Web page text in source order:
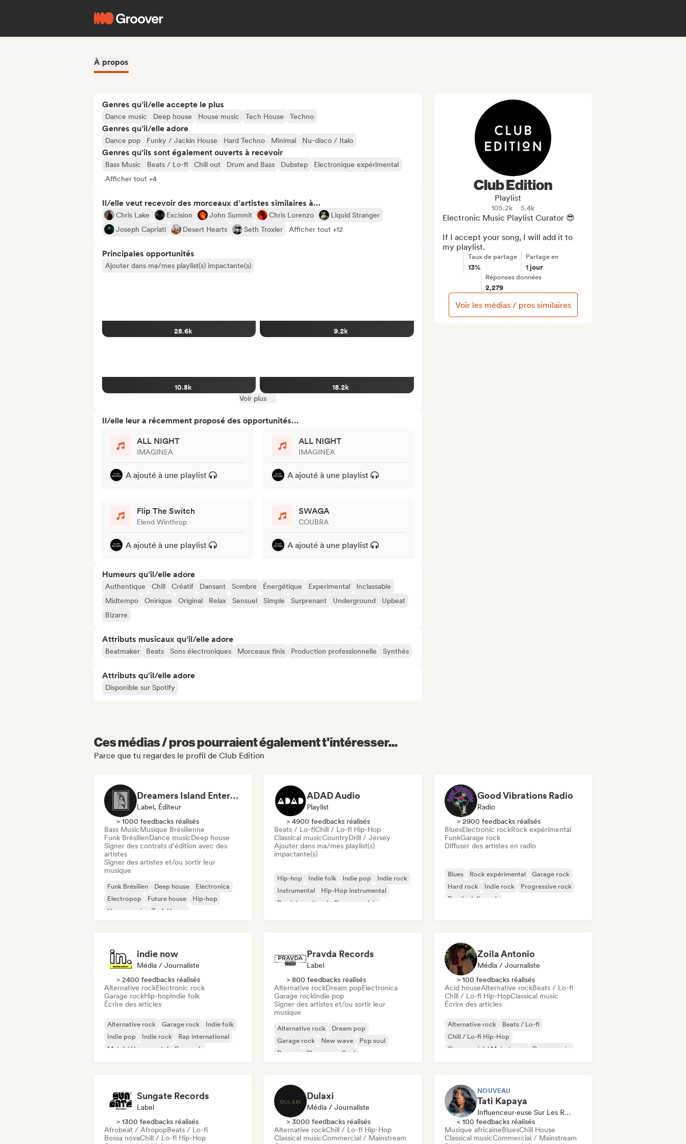
À propos
Genres qu’il/elle accepte le plus
Dance music Deep house House music Tech House Techno
Genres qu’il/elle adore
Dance pop Funky / Jackin House Hard Techno Minimal Nu-disco / Italo
Genres qu'ils sont également ouverts à recevoir
Bass Music Beats / Lo-fi Chill out Drum and Bass Dubstep
Electronique expérimental
Afficher tout +4
Il/elle veut recevoir des morceaux d’artistes similaires à…
Chris Lake Excision John Summit Chris Lorenzo
Liquid Stranger
Joseph Capriati
Desert Hearts Seth Troxler Afficher tout +12
Principales opportunités
Ajouter dans ma/mes playlist(s) impactante(s)
28.6k 9.2k
10.8k
18.2k
Voir plus
Il/elle leur a récemment proposé des opportunités…
ALL NIGHT
IMAGINEA
A ajouté à une playlist
ALL NIGHT
IMAGINEA
A ajouté à une playlist
Flip The Switch
Elend Winthrop
A ajouté à une playlist
SWAGA
COUBRA
A ajouté à une playlist
Humeurs qu’il/elle adore
Authentique Chill Créatif Dansant Sombre Énergétique Experimental
Inclassable
Midtempo
Onirique Original Relax Sensuel Simple Surprenant Underground
Upbeat
Bizarre
Attributs musicaux qu’il/elle adore
Beatmaker Beats Sons électroniques Morceaux finis Production professionnelle Synthés
Attributs qu'il/elle adore
Disponible sur Spotify
Club Edition
Playlist
105.2k 5.4k
Electronic Music Playlist Curator 😎
If I accept your song, I will add it to
my playlist.
Taux de partage
13%
Partage en
1 jour
Réponses données
2,279
Voir les médias / pros similaires
Ces médias / pros pourraient également t'intéresser...
Parce que tu regardes le profil de Club Edition
Dreamers Island Entertainment
Label, Éditeur
> 1000 feedbacks réalisés
Bass MusicMusique Brésilienne
Funk BrésilienDance musicDeep house
Signer des contrats d’édition avec des
artistes
Signer des artistes et/ou sortir leur
musique
Funk Brésilien Deep house
Electronica
Electropop
Future house
Hip-hop
House music
Tech House
ADAD Audio
Playlist
> 4900 feedbacks réalisés
Beats / Lo-fiChill / Lo-fi Hip-Hop
Classical musicCountryDrill / Jersey
Ajouter dans ma/mes playlist(s)
impactante(s)
Hip-hop Indie folk Indie pop
Indie rock
Instrumental
Hip-Hop instrumental
Rap international
Rap en anglais
Good Vibrations Radio
Radio
> 2900 feedbacks réalisés
BluesElectronic rockRock expérimental
FunkGarage rock
Diffuser des artistes en radio
Blues Rock expérimental
Garage rock
Hard rock
Indie rock
Progressive rock
Psychedelic rock
indie now
Média / Journaliste
> 2400 feedbacks réalisés
Alternative rockElectronic rock
Garage rockHip-hopIndie folk
Écrire des articles
Alternative rock Garage rock
Indie folk
Indie pop
Indie rock
Rap international
Metal / Heavy metal
Pop rock
Pravda Records
Label
> 800 feedbacks réalisés
Alternative rockDream popElectronica
Garage rockIndie pop
Signer des artistes et/ou sortir leur
musique
Alternative rock
Dream pop
Garage rock
New wave
Pop soul
Reggae
Shoegaze Soul
Zoila Antonio
Média / Journaliste
> 100 feedbacks réalisés
Acid houseAlternative rockBeats / Lo-fi
Chill / Lo-fi Hip-HopClassical music
Écrire des articles
Alternative rock
Beats / Lo-fi
Chill / Lo-fi Hip-Hop
Commercial / Mainstream
Dance music
Sungate Records
Label
> 1300 feedbacks réalisés
Afrobeat / AfropopBeats / Lo-fi
Bossa novaChill / Lo-fi Hip-Hop
Dulaxi
Média / Journaliste
> 3000 feedbacks réalisés
Alternative rockChill / Lo-fi Hip-Hop
Classical musicCommercial / Mainstream
NOUVEAU
Tati Kapaya
Influenceur·euse Sur Les Réseaux Sociaux
< 100 feedbacks réalisés
Musique africaineBluesChill House
Classical musicCommercial / Mainstream